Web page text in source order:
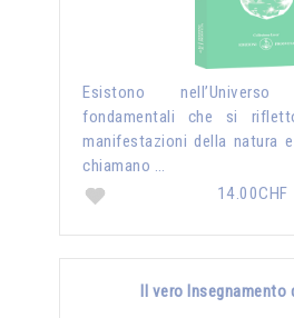
Esistono
fondamentali che si
manifestazioni della natura
chiamano …
14.00CHF
Il vero Insegnamento